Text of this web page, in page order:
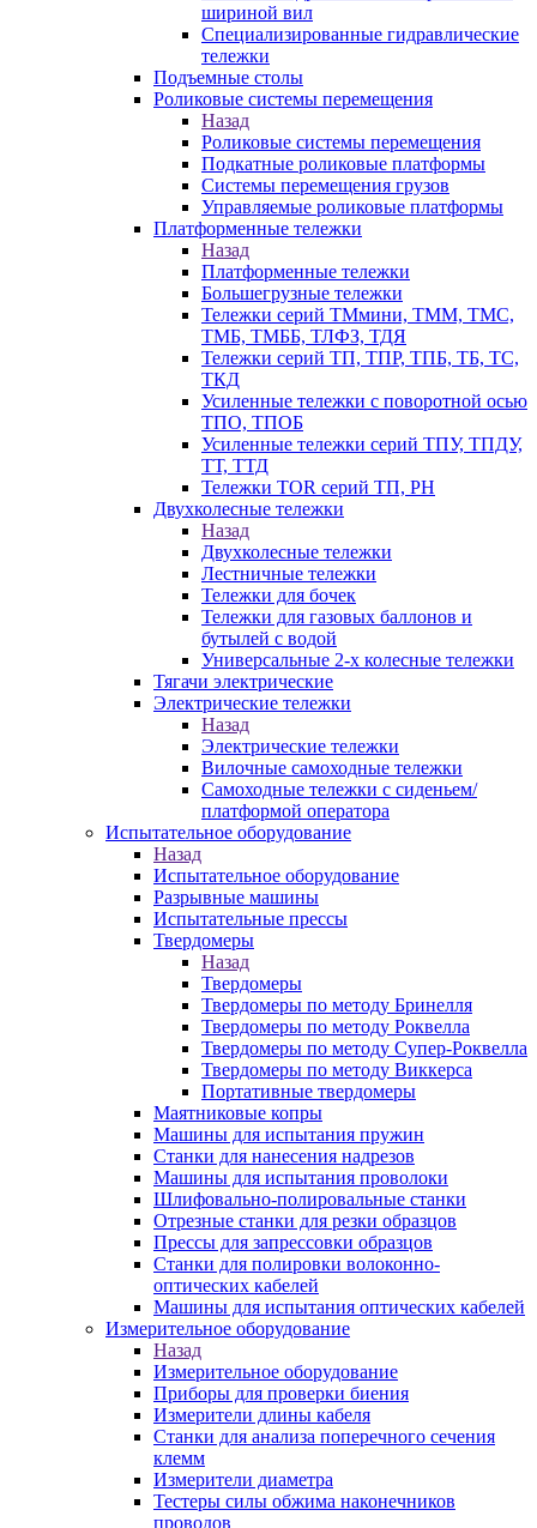
шириной вил
Специализированные гидравлические
тележки
Подъемные столы
Роликовые системы перемещения
Назад
Роликовые системы перемещения
Подкатные роликовые платформы
Системы перемещения грузов
Управляемые роликовые платформы
Платформенные тележки
Назад
Платформенные тележки
Большегрузные тележки
Тележки серий ТМмини, ТММ, ТМС,
ТМБ, ТМББ, ТЛФЗ, ТДЯ
Тележки серий ТП, ТПР, ТПБ, ТБ, ТС,
ТКД
Усиленные тележки с поворотной осью
ТПО, ТПОБ
Усиленные тележки серий ТПУ, ТПДУ,
ТТ, ТТД
Тележки TOR серий ТП, PH
Двухколесные тележки
Назад
Двухколесные тележки
Лестничные тележки
Тележки для бочек
Тележки для газовых баллонов и
бутылей с водой
Универсальные 2-х колесные тележки
Тягачи электрические
Электрические тележки
Назад
Электрические тележки
Вилочные самоходные тележки
Самоходные тележки с сиденьем/
платформой оператора
Испытательное оборудование
Назад
Испытательное оборудование
Разрывные машины
Испытательные прессы
Твердомеры
Назад
Твердомеры
Твердомеры по методу Бринелля
Твердомеры по методу Роквелла
Твердомеры по методу Супер-Роквелла
Твердомеры по методу Виккерса
Портативные твердомеры
Маятниковые копры
Машины для испытания пружин
Станки для нанесения надрезов
Машины для испытания проволоки
Шлифовально-полировальные станки
Отрезные станки для резки образцов
Прессы для запрессовки образцов
Станки для полировки волоконно-
оптических кабелей
Машины для испытания оптических кабелей
Измерительное оборудование
Назад
Измерительное оборудование
Приборы для проверки биения
Измерители длины кабеля
Станки для анализа поперечного сечения
клемм
Измерители диаметра
Тестеры силы обжима наконечников
проводов